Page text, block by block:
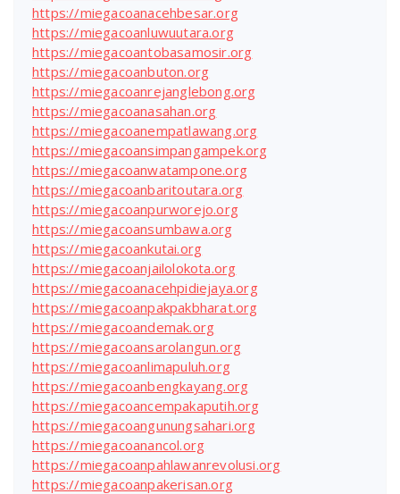
https://miegacoanacehbesar.org
https://miegacoanluwuutara.org
https://miegacoantobasamosir.org
https://miegacoanbuton.org
https://miegacoanrejanglebong.org
https://miegacoanasahan.org
https://miegacoanempatlawang.org
https://miegacoansimpangampek.org
https://miegacoanwatampone.org
https://miegacoanbaritoutara.org
https://miegacoanpurworejo.org
https://miegacoansumbawa.org
https://miegacoankutai.org
https://miegacoanjailolokota.org
https://miegacoanacehpidiejaya.org
https://miegacoanpakpakbharat.org
https://miegacoandemak.org
https://miegacoansarolangun.org
https://miegacoanlimapuluh.org
https://miegacoanbengkayang.org
https://miegacoancempakaputih.org
https://miegacoangunungsahari.org
https://miegacoanancol.org
https://miegacoanpahlawanrevolusi.org
https://miegacoanpakerisan.org